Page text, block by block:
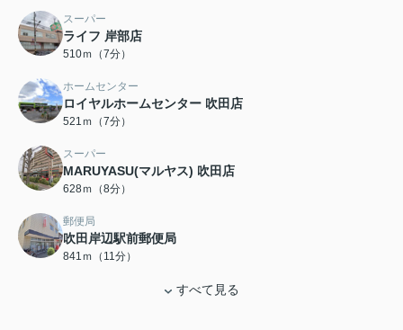
スーパー
ライフ 岸部店
510ｍ（7分）
ホームセンター
ロイヤルホームセンター 吹田店
521ｍ（7分）
スーパー
MARUYASU(マルヤス) 吹田店
628ｍ（8分）
郵便局
吹田岸辺駅前郵便局
841ｍ（11分）
すべて見る